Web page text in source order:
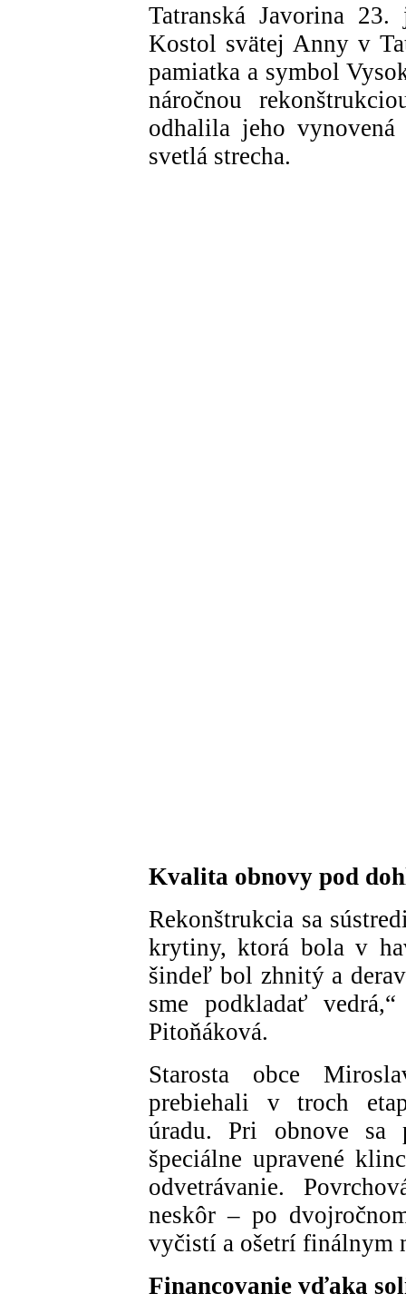
Tatranská Javorina
Kostol svätej Anny v
pamiatka a symbol
náročnou
odhalila jeho
svetlá strecha.
Kvalita obnovy pod
Rekonštrukcia sa
krytiny, ktorá bola v
šindeľ bol zhnitý a
sme podkladať
Pitoňáková.
Starosta obce
prebiehali v troch
úradu. Pri obnove sa
špeciálne upravené
odvetrávanie.
neskôr – po
vyčistí a ošetrí finálnym
Financovanie vďaka